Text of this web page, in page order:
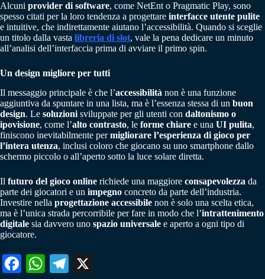
Alcuni provider di software, come NetEnt o Pragmatic Play, sono
spesso citati per la loro tendenza a progettare interfacce utente pulite
e intuitive, che indirettamente aiutano l’accessibilità. Quando si sceglie
un titolo dalla vasta libreria di slot, vale la pena dedicare un minuto
all’analisi dell’interfaccia prima di avviare il primo spin.
Un design migliore per tutti
Il messaggio principale è che l’accessibilità non è una funzione
aggiuntiva da spuntare in una lista, ma è l’essenza stessa di un buon
design. Le soluzioni sviluppate per gli utenti con daltonismo o
ipovisione, come l’alto contrasto, le forme chiare e una UI pulita,
finiscono inevitabilmente permigliorare l’esperienza di gioco per
l’intera utenza, inclusi coloro che giocano su uno smartphone dallo
schermo piccolo o all’aperto sotto la luce solare diretta.
Il futuro del gioco online richiede una maggiore consapevolezza da
parte dei giocatori e un impegno concreto da parte dell’industria.
Investire nella progettazione accessibile non è solo una scelta etica,
ma è l’unica strada percorribile per fare in modo che l’intrattenimento
digitale sia davvero uno spazio universale e aperto a ogni tipo di
giocatore.
Fa W
Te